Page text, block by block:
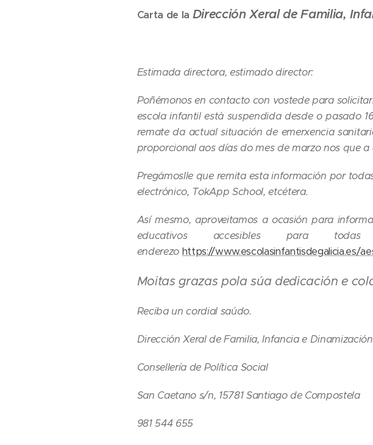
Carta de la Dirección Xeral de Familia,
Estimada directora, estimado director:
Poñémonos en contacto con vostede para
escola infantil está suspendida desde o pasado
remate da actual situación de emerxencia
proporcional aos días do mes de marzo nos que a
Pregámoslle que remita esta información por
electrónico, TokApp School, etcétera.
Así mesmo, aproveitamos a ocasión para
educativos accesibles para
enderezo https://www.escolasinfantisdegalicia.es/
Moitas grazas pola súa dedicación e
Reciba un cordial saúdo.
Dirección Xeral de Familia, Infancia e
Consellería de Política Social
San Caetano s/n, 15781 Santiago de Compostela
981 544 655